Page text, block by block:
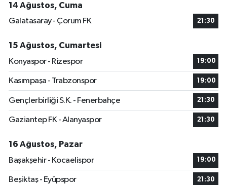
14 Ağustos, Cuma
Galatasaray - Çorum FK
21:30
15 Ağustos, Cumartesi
Konyaspor - Rizespor
19:00
Kasımpaşa - Trabzonspor 19:00
Gençlerbirliği S.K. - Fenerbahçe 21:30
Gaziantep FK - Alanyaspor 21:30
16 Ağustos, Pazar
Başakşehir - Kocaelispor
19:00
Beşiktaş - Eyüpspor 21:30